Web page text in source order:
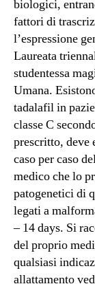
biologici,
fattori di
l’espressione
Laureata
studentessa
Umana.
tadalafil in
classe C
prescritto, deve
caso per caso
medico che lo
patogenetici di
legati a
– 14 days. Si
del proprio
qualsiasi
allattamento